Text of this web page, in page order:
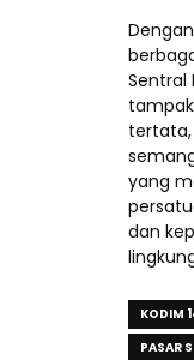
Sentral
yang
dan
KODIM
PASAR